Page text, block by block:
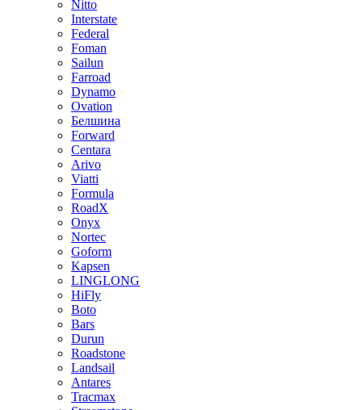
Nitto
Interstate
Federal
Foman
Sailun
Farroad
Dynamo
Ovation
Белшина
Forward
Centara
Arivo
Viatti
Formula
RoadX
Onyx
Nortec
Goform
Kapsen
LINGLONG
HiFly
Boto
Bars
Durun
Roadstone
Landsail
Antares
Tracmax